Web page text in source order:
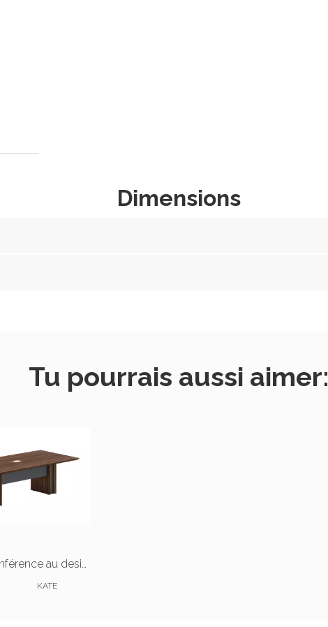
Dimensions
Tu pourrais aussi aimer:
Table de conférence au design contemporain pour bureau
KATE